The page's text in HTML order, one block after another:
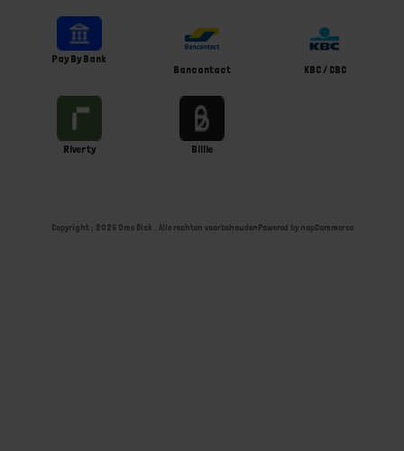
Pay By Bank
Bancontact
KBC / CBC
Riverty Billie
Copyright ; 2026 Ome Dick . Alle rechten voorbehoudenPowered by nopCommerce